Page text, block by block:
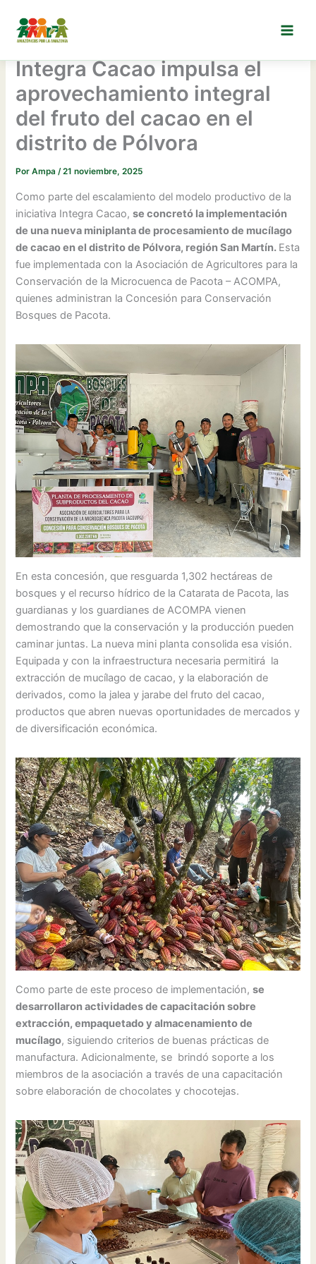
contenido
Integra Cacao impulsa el
aprovechamiento integral
del fruto del cacao en el
distrito de Pólvora
PorAmpa/21 noviembre, 2025
Como parte del escalamiento del modelo productivo de la
iniciativa Integra Cacao,se concretó la implementación
de una nueva miniplanta de procesamiento de mucílago
de cacao en el distrito de Pólvora, región San Martín. Esta
fue implementada con la Asociación de Agricultores para la
Conservación de la Microcuenca de Pacota – ACOMPA,
quienes administran la Concesión para Conservación
Bosques de Pacota.
En esta concesión, que resguarda 1,302 hectáreas de
bosques y el recurso hídrico de la Catarata de Pacota, las
guardianas y los guardianes de ACOMPA vienen
demostrando que la conservación y la producción pueden
caminar juntas. La nueva mini planta consolida esa visión.
Equipada y con la infraestructura necesaria permitirá la
extracción de mucílago de cacao, y la elaboración de
derivados, como la jalea y jarabe del fruto del cacao,
productos que abren nuevas oportunidades de mercados y
de diversificación económica.
Como parte de este proceso de implementación,se
desarrollaron actividades de capacitación sobre
extracción, empaquetado y almacenamiento de
mucílago, siguiendo criterios de buenas prácticas de
manufactura. Adicionalmente, se brindó soporte a los
miembros de la asociación a través de una capacitación
sobre elaboración de chocolates y chocotejas.